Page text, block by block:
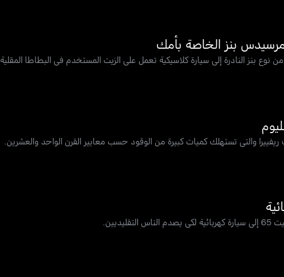
نوع بنز النادرة إلى سيارة كلاسيكية تعمل على الزيت المستخدم في البطاطا المقلية
والتي تستهلك كميات كبيرة من الوقود حسب معايير القرن الواحد والعشرين.